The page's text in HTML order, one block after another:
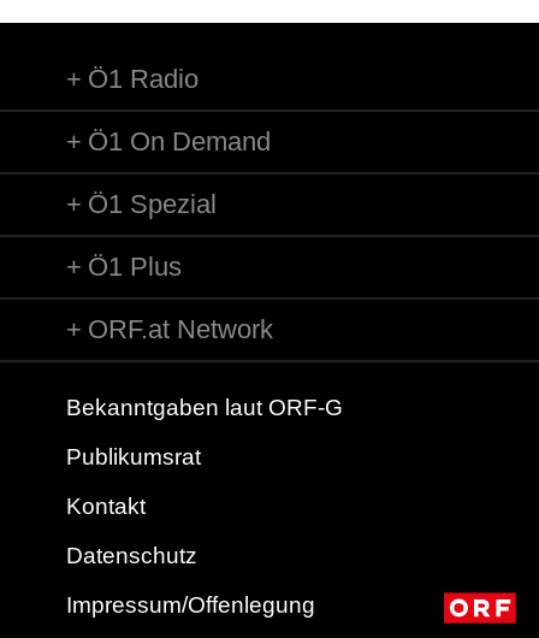
Ö1 Radio
Ö1 On Demand
Ö1 Spezial
Ö1 Plus
ORF.at Network
Bekanntgaben laut ORF-G
Publikumsrat
Kontakt
Datenschutz
Impressum/Offenlegung